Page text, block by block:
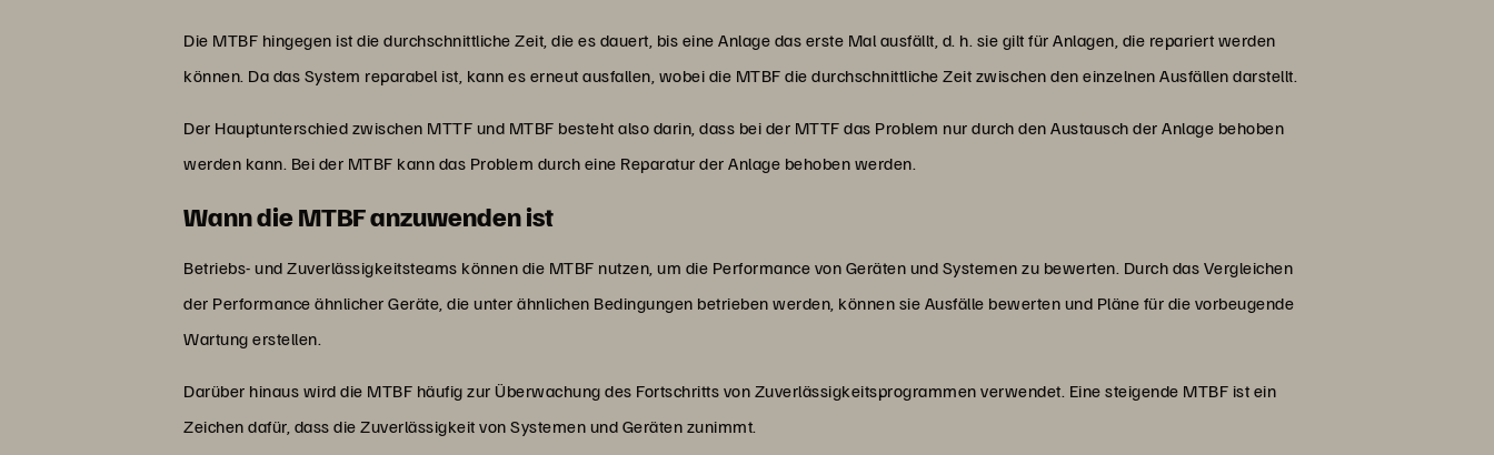
Die MTBF hingegen ist die durchschnittliche Zeit, die es dauert, bis eine Anlage das erste Mal ausfällt, d. h. sie gilt für Anlagen, die repariert werden
können. Da das System reparabel ist, kann es erneut ausfallen, wobei die MTBF die durchschnittliche Zeit zwischen den einzelnen Ausfällen darstellt.
Der Hauptunterschied zwischen MTTF und MTBF besteht also darin, dass bei der MTTF das Problem nur durch den Austausch der Anlage behoben
werden kann. Bei der MTBF kann das Problem durch eine Reparatur der Anlage behoben werden.
Wann die MTBF anzuwenden ist
Betriebs- und Zuverlässigkeitsteams können die MTBF nutzen, um die Performance von Geräten und Systemen zu bewerten. Durch das Vergleichen
der Performance ähnlicher Geräte, die unter ähnlichen Bedingungen betrieben werden, können sie Ausfälle bewerten und Pläne für die vorbeugende
Wartung erstellen.
Darüber hinaus wird die MTBF häufig zur Überwachung des Fortschritts von Zuverlässigkeitsprogrammen verwendet. Eine steigende MTBF ist ein
Zeichen dafür, dass die Zuverlässigkeit von Systemen und Geräten zunimmt.